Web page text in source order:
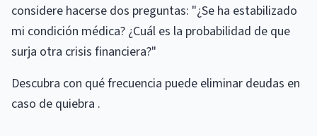
considere hacerse dos preguntas: "¿Se ha estabilizado
mi condición médica? ¿Cuál es la probabilidad de que
surja otra crisis financiera?"
Descubra con qué frecuencia puede eliminar deudas en
caso de quiebra .